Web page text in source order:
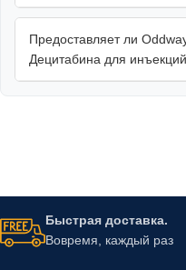
Предоставляет ли
Децитабина для
Быстрая доставка.
Вовремя, каждый раз